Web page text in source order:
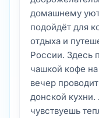
домашнему
подойдёт для
отдыха и
России. Здесь
чашкой кофе
вечер
донской
чувствуешь